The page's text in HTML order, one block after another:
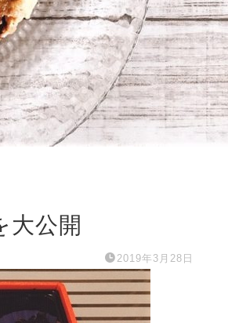
大公開
2019年3月28日